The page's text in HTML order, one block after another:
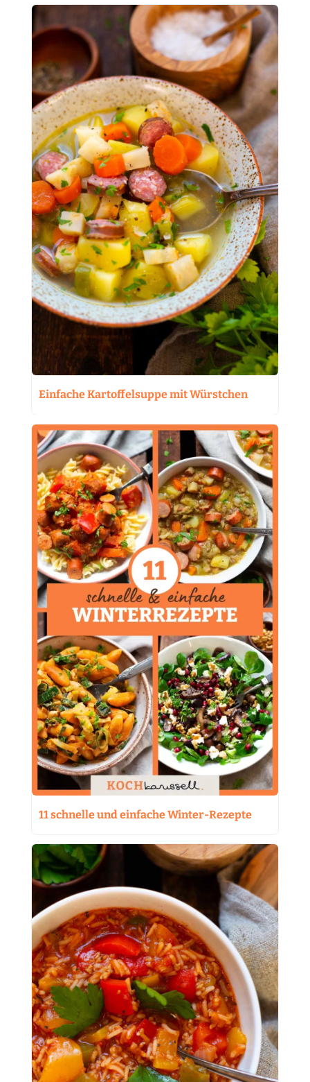
Einfache Kartoffelsuppe mit Würstchen
11 schnelle und einfache Winter-Rezepte